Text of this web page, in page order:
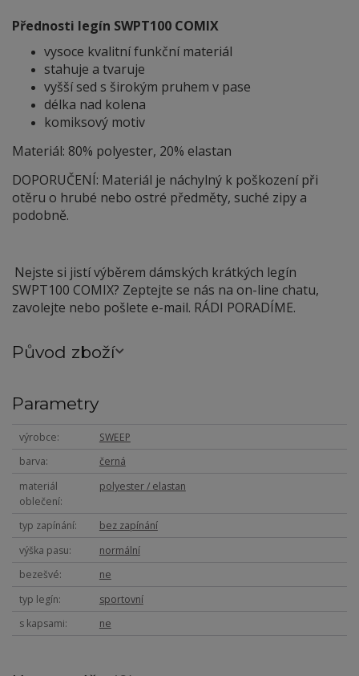
Přednosti legín SWPT100 COMIX
vysoce kvalitní funkční materiál
stahuje a tvaruje
vyšší sed s širokým pruhem v pase
délka nad kolena
komiksový motiv
Materiál: 80% polyester, 20% elastan
DOPORUČENÍ: Materiál je náchylný k poškození při
otěru o hrubé nebo ostré předměty, suché zipy a
podobně.
Nejste si jistí výběrem dámských krátkých legín
SWPT100 COMIX? Zeptejte se nás na on-line chatu,
zavolejte nebo pošlete e-mail. RÁDI PORADÍME.
Původ zboží
Parametry
výrobce
SWEEP
barva
černá
materiál
oblečení
polyester / elastan
typ zapínání
bez zapínání
výška pasu
normální
bezešvé
ne
typ legín
sportovní
s kapsami
ne